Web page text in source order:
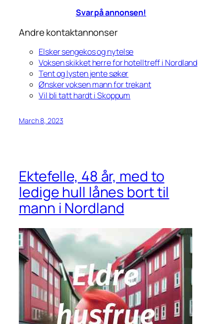
Svar på annonsen!
Andre kontaktannonser
Elsker sengekos og nytelse
Voksen skikket herre for hotelltreff i Nordland
Tent og lysten jente søker
Ønsker voksen mann for trekant
Vil bli tatt hardt i Skoppum
March 8, 2023
Ektefelle, 48 år, med to
ledige hull lånes bort til
mann i Nordland